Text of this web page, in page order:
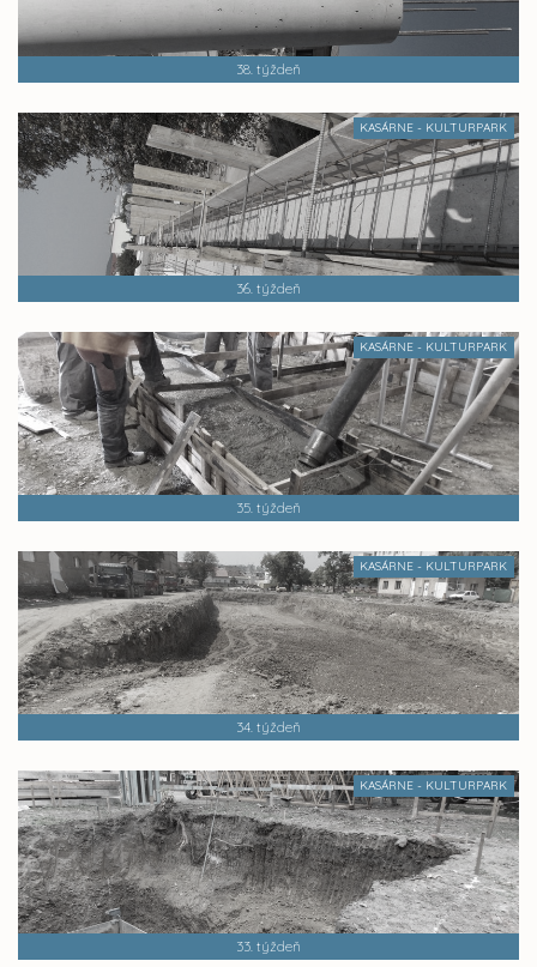
38. týždeň
KASÁRNE - KULTURPARK
36. týždeň
KASÁRNE - KULTURPARK
35. týždeň
KASÁRNE - KULTURPARK
34. týždeň
KASÁRNE - KULTURPARK
33. týždeň